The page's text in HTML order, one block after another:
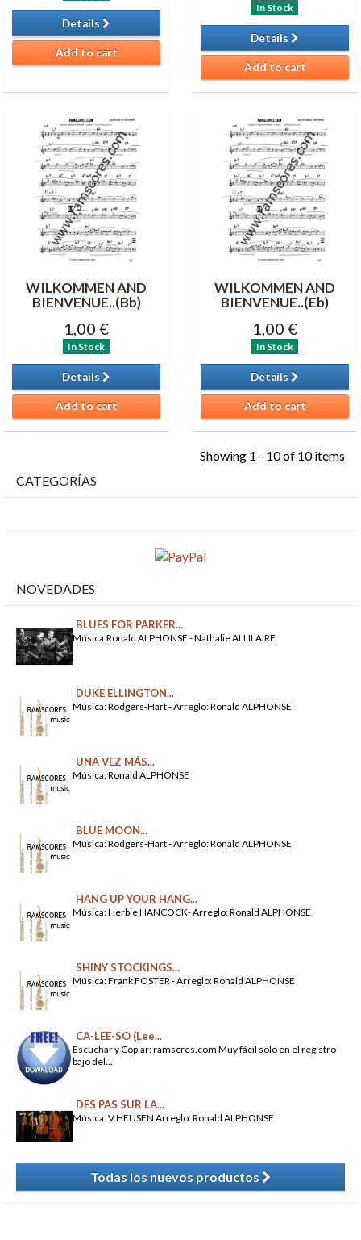
Details
Add to cart
In Stock
Details
Add to cart
WILKOMMEN AND
BIENVENUE..(Bb)
1,00 €
In Stock
Details
Add to cart
WILKOMMEN AND
BIENVENUE..(Eb)
1,00 €
In Stock
Details
Add to cart
Showing 1 - 10 of 10 items
CATEGORÍAS
NOVEDADES
BLUES FOR PARKER...
Música:Ronald ALPHONSE - Nathalie ALLILAIRE
DUKE ELLINGTON...
Música: Rodgers-Hart - Arreglo: Ronald ALPHONSE
UNA VEZ MÁS...
Música: Ronald ALPHONSE
BLUE MOON...
Música: Rodgers-Hart - Arreglo: Ronald ALPHONSE
HANG UP YOUR HANG...
Música: Herbie HANCOCK- Arreglo: Ronald ALPHONSE
SHINY STOCKINGS...
Música: Frank FOSTER - Arreglo: Ronald ALPHONSE
CA-LEE-SO (Lee...
Escuchar y Copiar: ramscres.com Muy fácil solo en el registro
bajo del...
DES PAS SUR LA...
Música: V.HEUSEN Arreglo: Ronald ALPHONSE
Todas los nuevos productos